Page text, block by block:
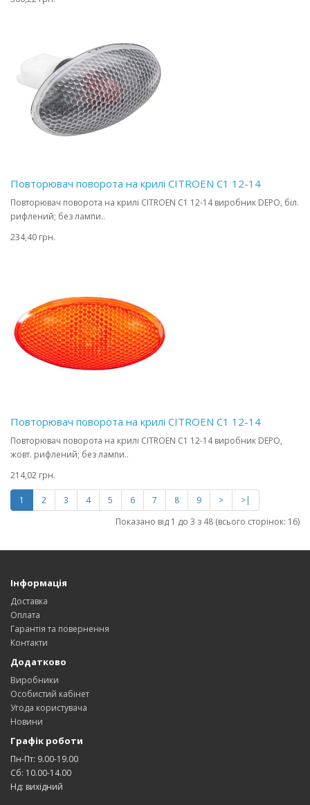
Повторювач поворота на крилі CITROEN C1 12-14
Повторювач поворота на крилі CITROEN C1 12-14 виробник DEPO, біл.
рифлений; без лампи..
234,40 грн.
Повторювач поворота на крилі CITROEN C1 12-14
Повторювач поворота на крилі CITROEN C1 12-14 виробник DEPO,
жовт. рифлений; без лампи..
214,02 грн.
1 2 3 4 5 6 7 8 9 >
>|
Показано від 1 до 3 з 48 (всього сторінок: 16)
Інформація
Доставка
Оплата
Гарантія та повернення
Контакти
Додатково
Виробники
Особистий кабінет
Угода користувача
Новини
Графік роботи
Пн-Пт: 9.00-19.00
Сб: 10.00-14.00
Нд: вихідний